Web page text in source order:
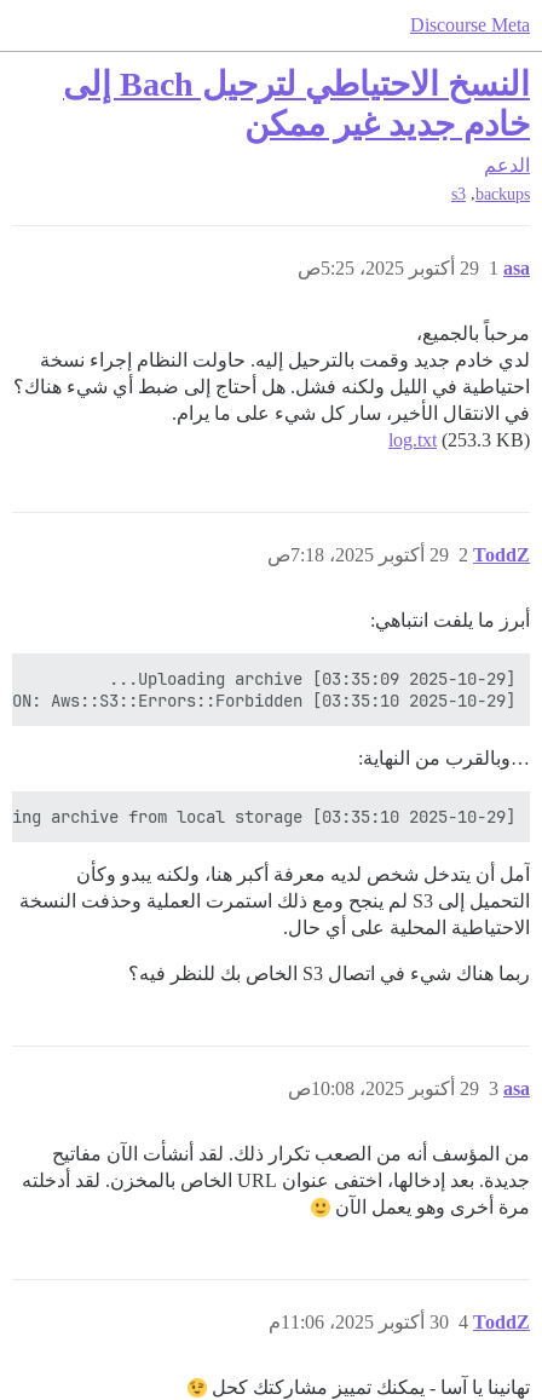
Discourse Meta
النسخ الاحتياطي لترحيل Bach إلى
خادم جديد غير ممكن
الدعم
backups
,
s3
asa 29 أكتوبر 2025، 5:25ص 1
مرحباً بالجميع،
لدي خادم جديد وقمت بالترحيل إليه. حاولت النظام إجراء نسخة
احتياطية في الليل ولكنه فشل. هل أحتاج إلى ضبط أي شيء هناك؟
في الانتقال الأخير، سار كل شيء على ما يرام.
log.txt (253.3 KB)
ToddZ 29 أكتوبر 2025، 7:18ص 2
أبرز ما يلفت انتباهي:
[2025-10-29 03:35:10] EXCEPTION: Aws::S3::Errors::Forbidden
…وبالقرب من النهاية:
[2025-10-29 03:35:10] Removing archive from local storage...
آمل أن يتدخل شخص لديه معرفة أكبر هنا، ولكنه يبدو وكأن
التحميل إلى S3 لم ينجح ومع ذلك استمرت العملية وحذفت النسخة
الاحتياطية المحلية على أي حال.
ربما هناك شيء في اتصال S3 الخاص بك للنظر فيه؟
asa 29 أكتوبر 2025، 10:08ص 3
من المؤسف أنه من الصعب تكرار ذلك. لقد أنشأت الآن مفاتيح
جديدة. بعد إدخالها، اختفى عنوان URL الخاص بالمخزن. لقد أدخلته
مرة أخرى وهو يعمل الآن
ToddZ 30 أكتوبر 2025، 11:06م 4
تهانينا يا آسا - يمكنك تمييز مشاركتك كحل